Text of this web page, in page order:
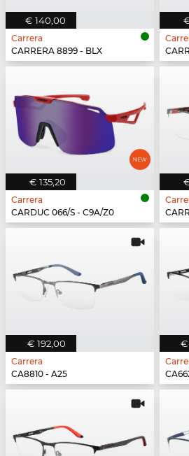
€ 140,00
Carrera
CARRERA 8899 - BLX
€ 135,20
Carrera
CARDUC 066/S - C9A/Z0
€ 192,00
Carrera
CA8810 - A25
€